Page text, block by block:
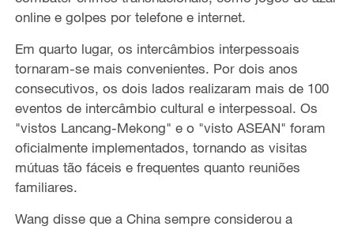
online e golpes por telefone e internet.
Em quarto lugar, os intercâmbios interpessoais
tornaram-se mais convenientes. Por dois anos
consecutivos, os dois lados realizaram mais de 100
eventos de intercâmbio cultural e interpessoal. Os
"vistos Lancang-Mekong" e o "visto ASEAN" foram
oficialmente implementados, tornando as visitas
mútuas tão fáceis e frequentes quanto reuniões
familiares.
Wang disse que a China sempre considerou a